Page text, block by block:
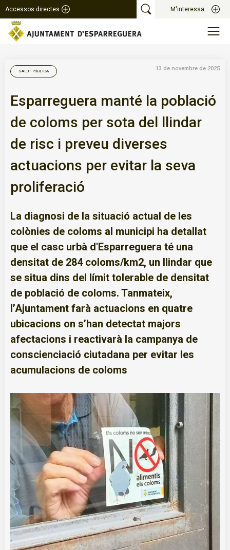
Accessos directes M'interessa
SALUT PÚBLICA 13 de novembre de 2025
Esparreguera manté la població
de coloms per sota del llindar
de risc i preveu diverses
actuacions per evitar la seva
proliferació
La diagnosi de la situació actual de les
colònies de coloms al municipi ha detallat
que el casc urbà d'Esparreguera té una
densitat de 284 coloms/km2, un llindar que
se situa dins del límit tolerable de densitat
de població de coloms. Tanmateix,
l’Ajuntament farà actuacions en quatre
ubicacions on s’han detectat majors
afectacions i reactivarà la campanya de
conscienciació ciutadana per evitar les
acumulacions de coloms